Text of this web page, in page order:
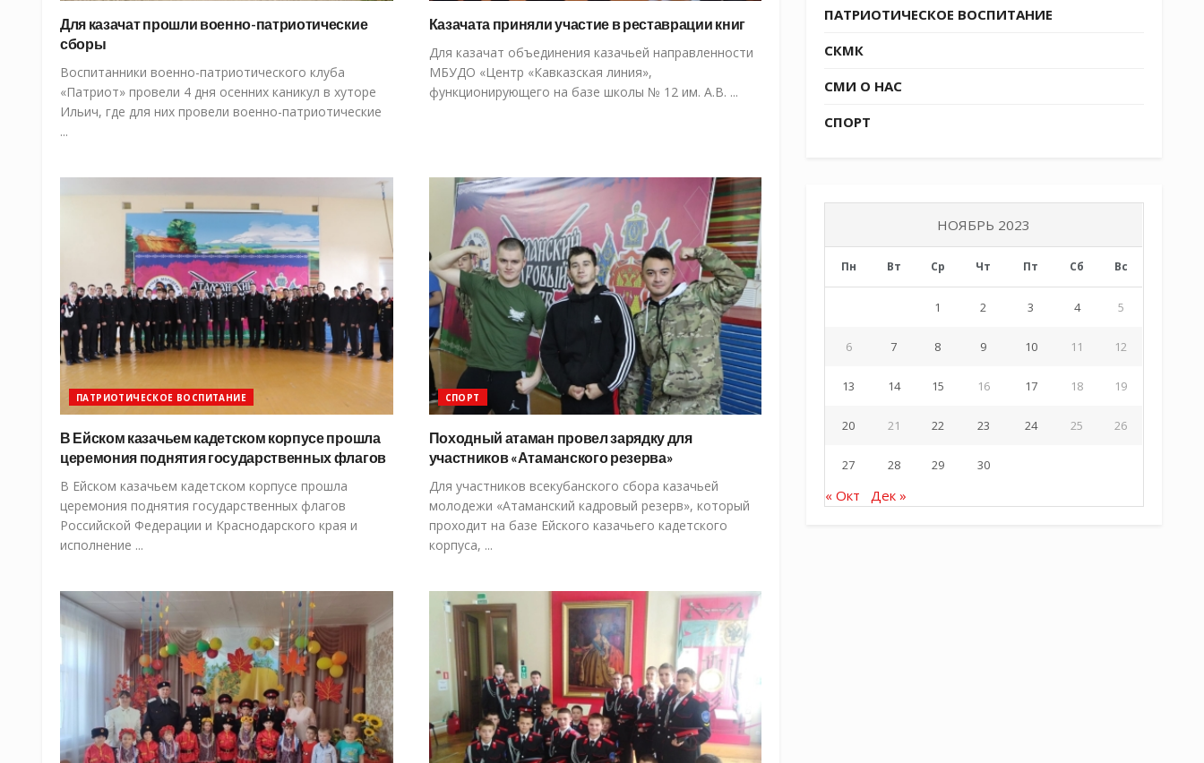
Для казачат прошли военно-патриотические
сборы
Воспитанники военно-патриотического клуба
«Патриот» провели 4 дня осенних каникул в хуторе
Ильич, где для них провели военно-патриотические
...
Казачата приняли участие в реставрации книг
Для казачат объединения казачьей направленности
МБУДО «Центр «Кавказская линия»,
функционирующего на базе школы № 12 им. А.В. ...
ПАТРИОТИЧЕСКОЕ ВОСПИТАНИЕ
В Ейском казачьем кадетском корпусе прошла
церемония поднятия государственных флагов
В Ейском казачьем кадетском корпусе прошла
церемония поднятия государственных флагов
Российской Федерации и Краснодарского края и
исполнение ...
СПОРТ
Походный атаман провел зарядку для
участников «Атаманского резерва»
Для участников всекубанского сбора казачьей
молодежи «Атаманский кадровый резерв», который
проходит на базе Ейского казачьего кадетского
корпуса, ...
ПАТРИОТИЧЕСКОЕ ВОСПИТАНИЕ
СКМК
СМИ О НАС
СПОРТ
НОЯБРЬ 2023
Пн Вт Ср Чт Пт Сб Вс
1 2 3 4 5
6 7 8 9 10 11 12
13 14 15 16 17 18 19
20 21 22 23 24 25 26
27 28 29 30
« Окт Дек »